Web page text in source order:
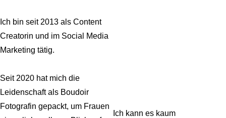
Ich bin seit 2013 als Content
Creatorin und im Social Media
Marketing tätig.
Seit 2020 hat mich die
Leidenschaft als Boudoir
Fotografin gepackt, um Frauen
Ich kann es kaum